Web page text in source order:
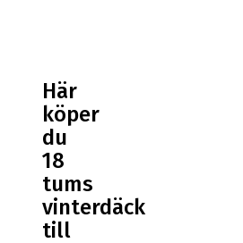
Här
köper
du
18
tums
vinterdäck
till